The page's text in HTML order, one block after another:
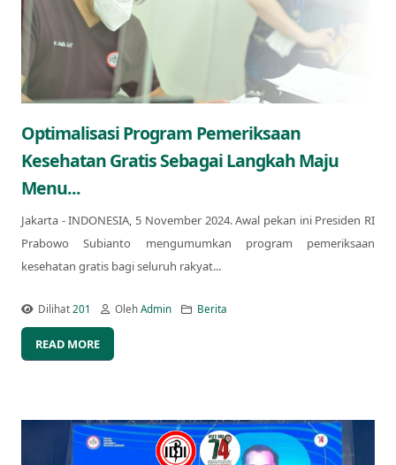
Optimalisasi Program Pemeriksaan
Kesehatan Gratis Sebagai Langkah Maju
Menu...
Jakarta - INDONESIA, 5 November 2024. Awal pekan ini Presiden RI
Prabowo Subianto mengumumkan program pemeriksaan
kesehatan gratis bagi seluruh rakyat...
Dilihat201 OlehAdmin Berita
READ MORE